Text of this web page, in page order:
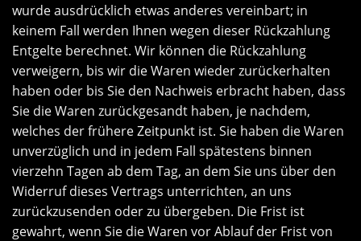
wurde ausdrücklich etwas anderes vereinbart; in
keinem Fall werden Ihnen wegen dieser Rückzahlung
Entgelte berechnet. Wir können die Rückzahlung
verweigern, bis wir die Waren wieder zurückerhalten
haben oder bis Sie den Nachweis erbracht haben, dass
Sie die Waren zurückgesandt haben, je nachdem,
welches der frühere Zeitpunkt ist. Sie haben die Waren
unverzüglich und in jedem Fall spätestens binnen
vierzehn Tagen ab dem Tag, an dem Sie uns über den
Widerruf dieses Vertrags unterrichten, an uns
zurückzusenden oder zu übergeben. Die Frist ist
gewahrt, wenn Sie die Waren vor Ablauf der Frist von